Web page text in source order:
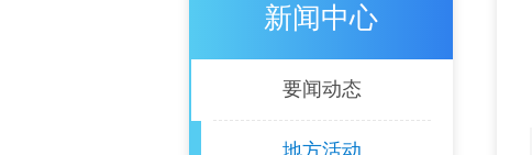
新闻中心
要闻动态
地方活动